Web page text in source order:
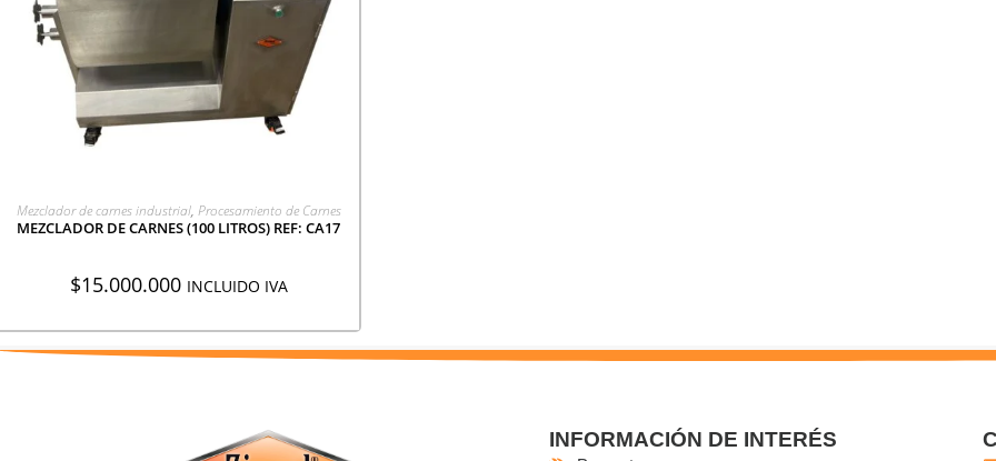
AGREGAR A COTIZACIÓN
Mezclador de carnes industrial, Procesamiento de Carnes
MEZCLADOR DE CARNES (100 LITROS) REF: CA17
$15.000.000 INCLUIDO IVA
INFORMACIÓN DE INTERÉS